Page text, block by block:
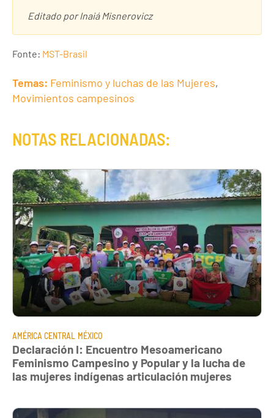
Editado por Inaiá Misnerovicz
Fonte: MST-Brasil
Temas: Feminismo y luchas de las Mujeres,
Movimientos campesinos
NOTAS RELACIONADAS:
AMÉRICA CENTRAL MÉXICO
Declaración I: Encuentro Mesoamericano
Feminismo Campesino y Popular y la lucha de
las mujeres indígenas articulación mujeres